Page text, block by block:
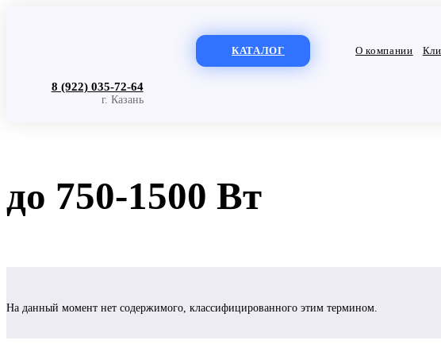
КАТАЛОГ О компании
8 (922) 035-72-64
г. Казань
до 750-1500 Вт
На данный момент нет содержимого, классифицированного этим термином.